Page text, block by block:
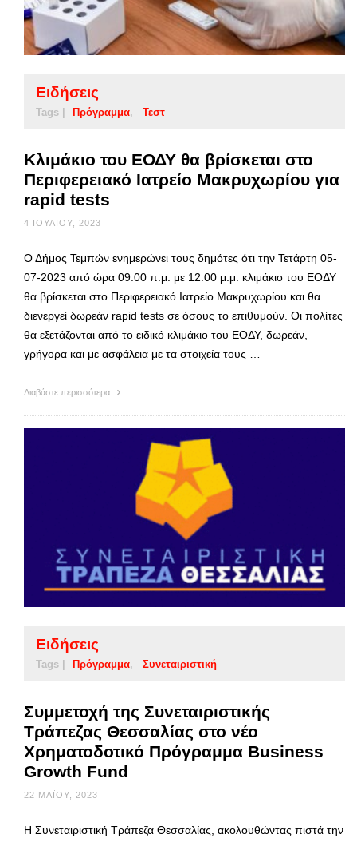
Ειδήσεις
Tags | Πρόγραμμα Τεστ
Κλιμάκιο του ΕΟΔΥ θα βρίσκεται στο
Περιφερειακό Ιατρείο Μακρυχωρίου για
rapid tests
4 ΙΟΥΛΊΟΥ, 2023
Ο Δήμος Τεμπών ενημερώνει τους δημότες ότι την Τετάρτη 05-
07-2023 από ώρα 09:00 π.μ. με 12:00 μ.μ. κλιμάκιο του ΕΟΔΥ
θα βρίσκεται στο Περιφερειακό Ιατρείο Μακρυχωρίου και θα
διενεργεί δωρεάν rapid tests σε όσους το επιθυμούν. Οι πολίτες
θα εξετάζονται από το ειδικό κλιμάκιο του ΕΟΔΥ, δωρεάν,
γρήγορα και με ασφάλεια με τα στοιχεία τους …
Διαβάστε περισσότερα
Ειδήσεις
Tags | Πρόγραμμα Συνεταιριστική
Συμμετοχή της Συνεταιριστικής
Τράπεζας Θεσσαλίας στο νέο
Χρηματοδοτικό Πρόγραμμα Business
Growth Fund
22 ΜΑΪ́ΟΥ, 2023
Η Συνεταιριστική Τράπεζα Θεσσαλίας, ακολουθώντας πιστά την